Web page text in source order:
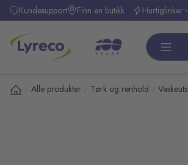
hovedinnhold
Kundesupport Finn en butikk Hurtiglinker
Alle produkter Tørk og renhold